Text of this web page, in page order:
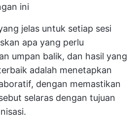
ini
jelas untuk setiap sesi
apa yang perlu
umpan balik, dan hasil yang
adalah menetapkan
dengan memastikan
selaras dengan tujuan